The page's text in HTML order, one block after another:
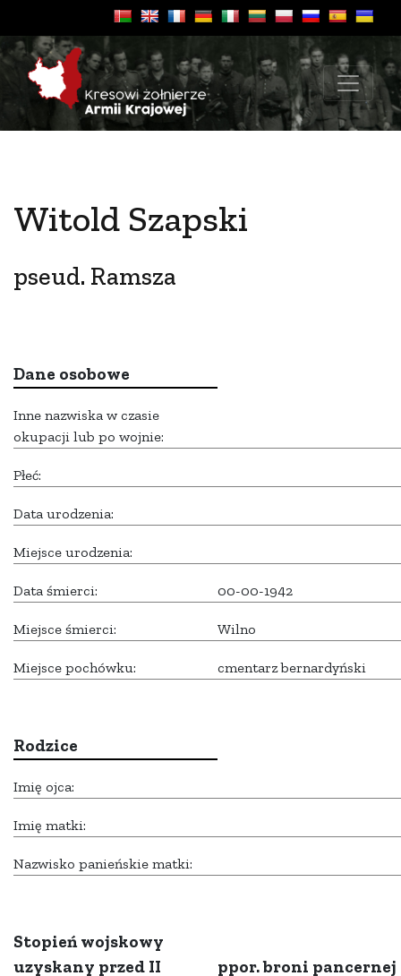
Witold Szapski
pseud. Ramsza
Dane osobowe
Inne nazwiska w czasie
okupacji lub po wojnie:
Płeć:
Data urodzenia:
Miejsce urodzenia:
Data śmierci: 00-00-1942
Miejsce śmierci: Wilno
Miejsce pochówku: cmentarz bernardyński
Rodzice
Imię ojca:
Imię matki:
Nazwisko panieńskie matki:
Stopień wojskowy
uzyskany przed II
ppor. broni pancernej